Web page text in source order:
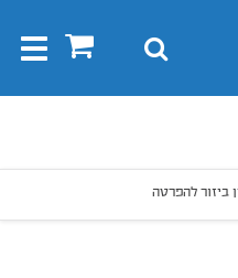
0 חיפוש
ביזור להפרטה